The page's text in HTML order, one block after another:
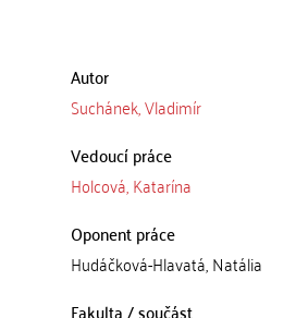
Autor
Suchánek, Vladimír
Vedoucí práce
Holcová, Katarína
Oponent práce
Hudáčková-Hlavatá, Natália
Fakulta / součást